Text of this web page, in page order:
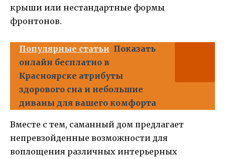
крыши или нестандартные формы
фронтонов.
Популярные статьи Показать
онлайн бесплатно в
Красноярске атрибуты
здорового сна и небольшие
диваны для вашего комфорта
Вместе с тем, саманный дом предлагает
непревзойденные возможности для
воплощения различных интерьерных